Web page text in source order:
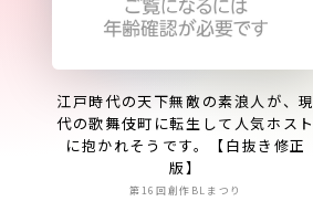
江戸時代の天下無敵の素浪人が、現
代の歌舞伎町に転生して人気ホスト
に抱かれそうです。【白抜き修正
版】
第16回創作BLまつり